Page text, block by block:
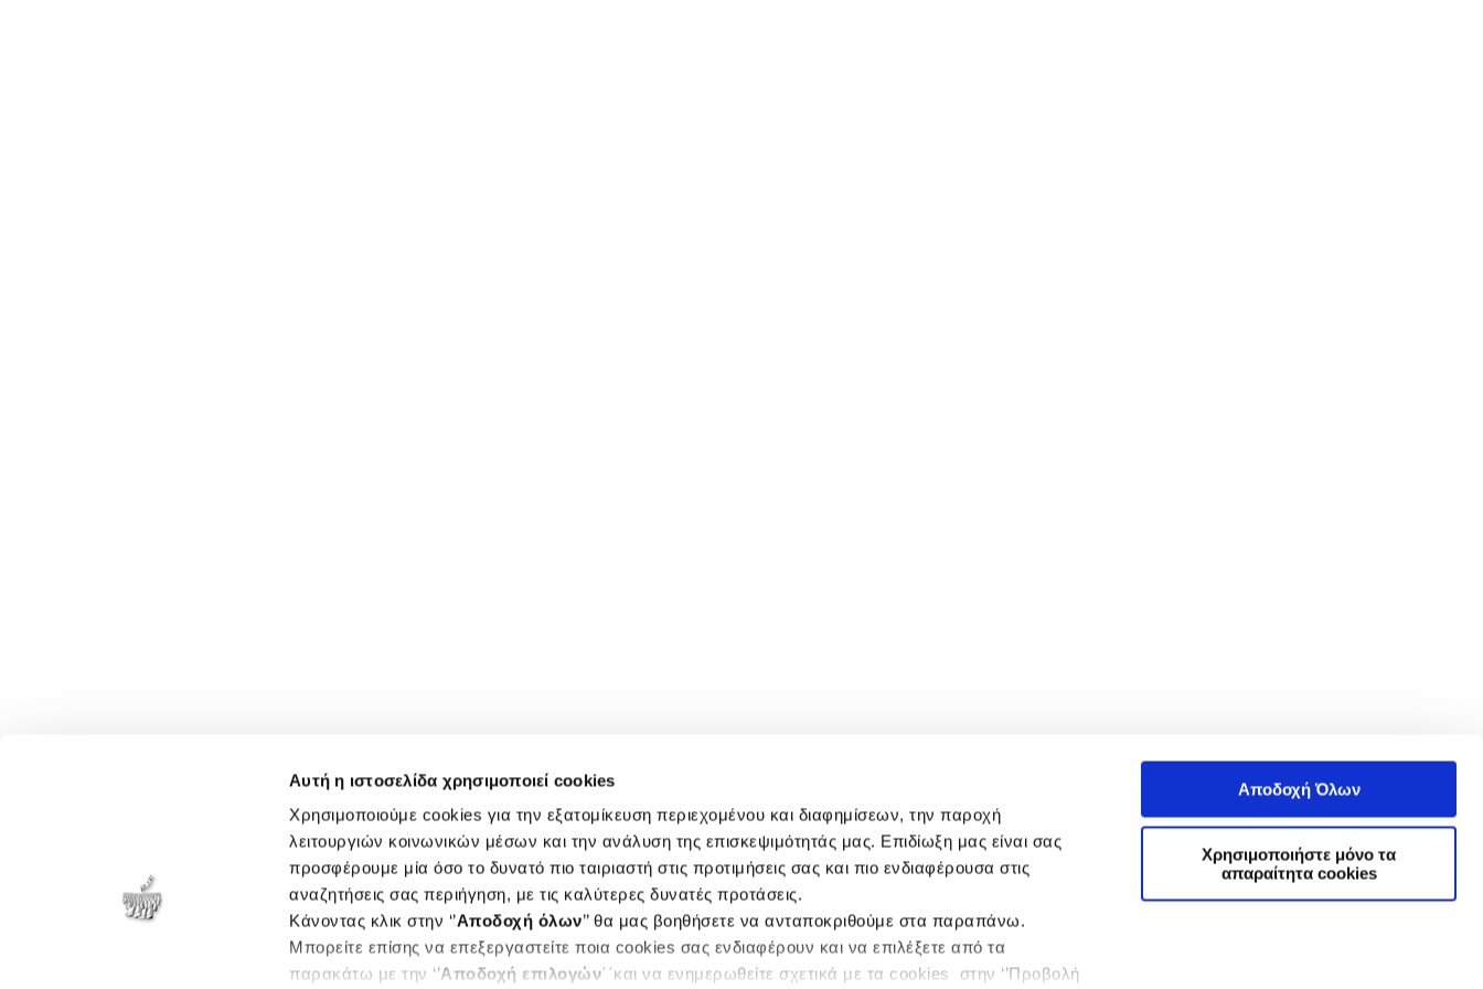
Αυτή η ιστοσελίδα χρησιμοποιεί cookies
Χρησιμοποιούμε cookies για την εξατομίκευση περιεχομένου και διαφημίσεων, την παροχή
λειτουργιών κοινωνικών μέσων και την ανάλυση της επισκεψιμότητάς μας. Επιδίωξη μας είναι σας
προσφέρουμε μία όσο το δυνατό πιο ταιριαστή στις προτιμήσεις σας και πιο ενδιαφέρουσα στις
αναζητήσεις σας περιήγηση, με τις καλύτερες δυνατές προτάσεις.
Κάνοντας κλικ στην ‘’Αποδοχή όλων’’ θα μας βοηθήσετε να ανταποκριθούμε στα παραπάνω.
Μπορείτε επίσης να επεξεργαστείτε ποια cookies σας ενδιαφέρουν και να επιλέξετε από τα
παρακάτω με την ‘’Αποδοχή επιλογών΄΄και να ενημερωθείτε σχετικά με τα cookies στην ‘’Προβολή
Αποδοχή Όλων
Χρησιμοποιήστε μόνο τα
απαραίτητα cookies